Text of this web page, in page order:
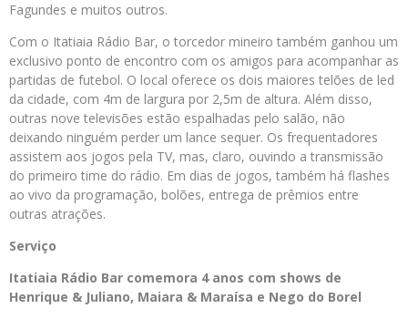
Fagundes e muitos outros.
Com o Itatiaia Rádio Bar, o torcedor mineiro também ganhou um
exclusivo ponto de encontro com os amigos para acompanhar as
partidas de futebol. O local oferece os dois maiores telões de led
da cidade, com 4m de largura por 2,5m de altura. Além disso,
outras nove televisões estão espalhadas pelo salão, não
deixando ninguém perder um lance sequer. Os frequentadores
assistem aos jogos pela TV, mas, claro, ouvindo a transmissão
do primeiro time do rádio. Em dias de jogos, também há flashes
ao vivo da programação, bolões, entrega de prêmios entre
outras atrações.
Serviço
Itatiaia Rádio Bar comemora 4 anos com shows de
Henrique & Juliano, Maiara & Maraísa e Nego do Borel